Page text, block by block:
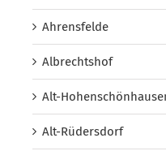
Ahrensfelde
Albrechtshof
Alt-
Alt-Rüdersdorf